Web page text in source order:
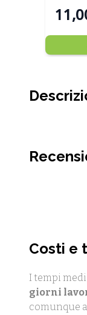
Costi e
I tempi
giorni
comunque